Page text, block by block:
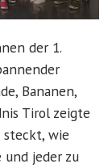
der 1.
Bananen,
Tirol zeigte
steckt, wie
jeder zu